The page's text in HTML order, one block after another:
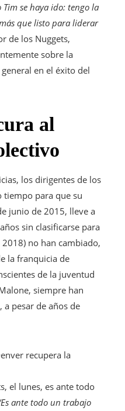
Tim se haya ido: tengo la
que listo para liderar
de los Nuggets,
sobre la
en el éxito del
al
los dirigentes de los
tiempo para que su
junio de 2015, lleve a
sin clasificarse para
no han cambiado,
la franquicia de
de la juventud
siempre han
a pesar de años de
recupera la
el lunes, es ante todo
ante todo un trabajo